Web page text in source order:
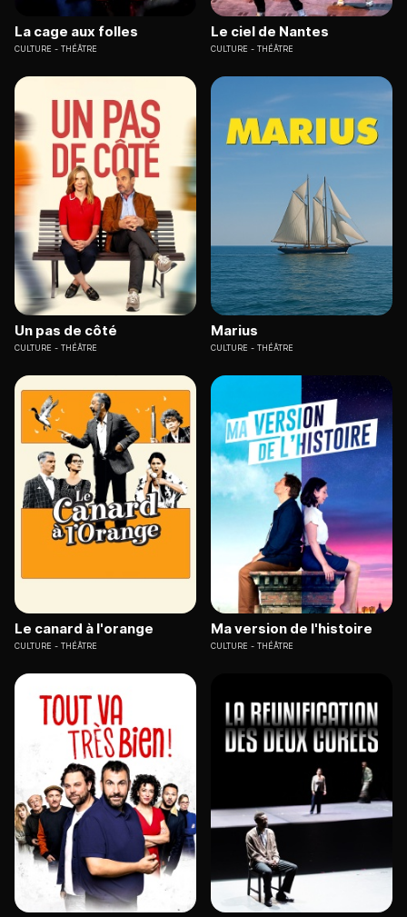
La cage aux folles
CULTURE THÉÂTRE
Le ciel de Nantes
CULTURE THÉÂTRE
Un pas de côté
CULTURE THÉÂTRE
Marius
CULTURE THÉÂTRE
Le canard à l'orange
CULTURE THÉÂTRE
Ma version de l'histoire
CULTURE THÉÂTRE